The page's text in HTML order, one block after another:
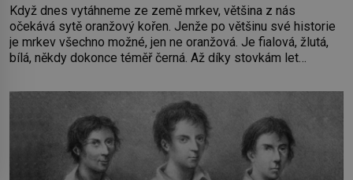
Když dnes vytáhneme ze země mrkev, většina z nás
očekává sytě oranžový kořen. Jenže po většinu své historie
je mrkev všechno možné, jen ne oranžová. Je fialová, žlutá,
bílá, někdy dokonce téměř černá. Až díky stovkám let
českou zahradu ani nedokážeme představit. Její příběh je